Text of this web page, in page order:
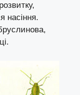
насіння.